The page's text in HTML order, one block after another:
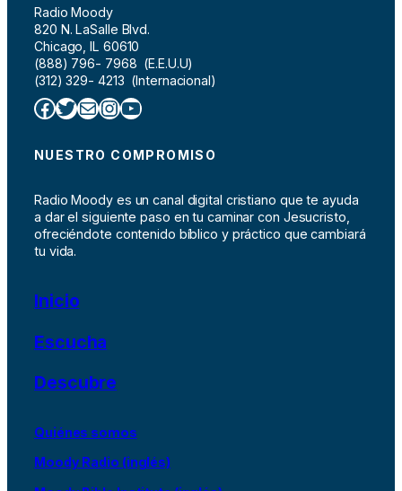
Radio Moody
820 N. LaSalle Blvd.
Chicago, IL 60610
(888) 796- 7968 (E.E.U.U)
(312) 329- 4213 (Internacional)
Facebook Twitter Correo electrónico InstagramYouTube
NUESTRO COMPROMISO
Radio Moody es un canal digital cristiano que te ayuda
a dar el siguiente paso en tu caminar con Jesucristo,
ofreciéndote contenido bíblico y práctico que cambiará
tu vida.
Inicio
Escucha
Descubre
Quiénes somos
Moody Radio (inglés)